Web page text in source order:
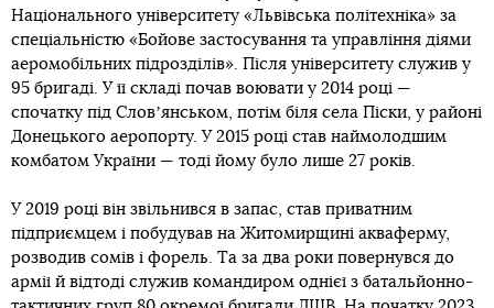
Національного університету «Львівська політехніка» за
спеціальністю «Бойове застосування та управління діями
аеромобільних підрозділів». Після університету служив у
95 бригаді. У її складі почав воювати у 2014 році —
спочатку під Словʼянськом, потім біля села Піски, у районі
Донецького аеропорту. У 2015 році став наймолодшим
комбатом України — тоді йому було лише 27 років.
У 2019 році він звільнився в запас, став приватним
підприємцем і побудував на Житомирщині акваферму,
розводив сомів і форель. Та за два роки повернувся до
армії й відтоді служив командиром однієї з батальйонно-